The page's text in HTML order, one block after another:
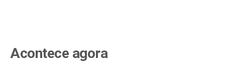
Acontece agora